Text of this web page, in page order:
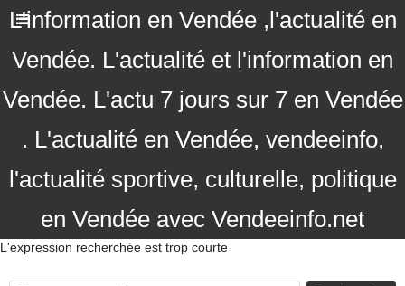
L'information en Vendée ,l'actualité en
Vendée. L'actualité et l'information en
Vendée. L'actu 7 jours sur 7 en Vendée
. L'actualité en Vendée, vendeeinfo,
l'actualité sportive, culturelle, politique
en Vendée avec Vendeeinfo.net
L'expression recherchée est trop courte